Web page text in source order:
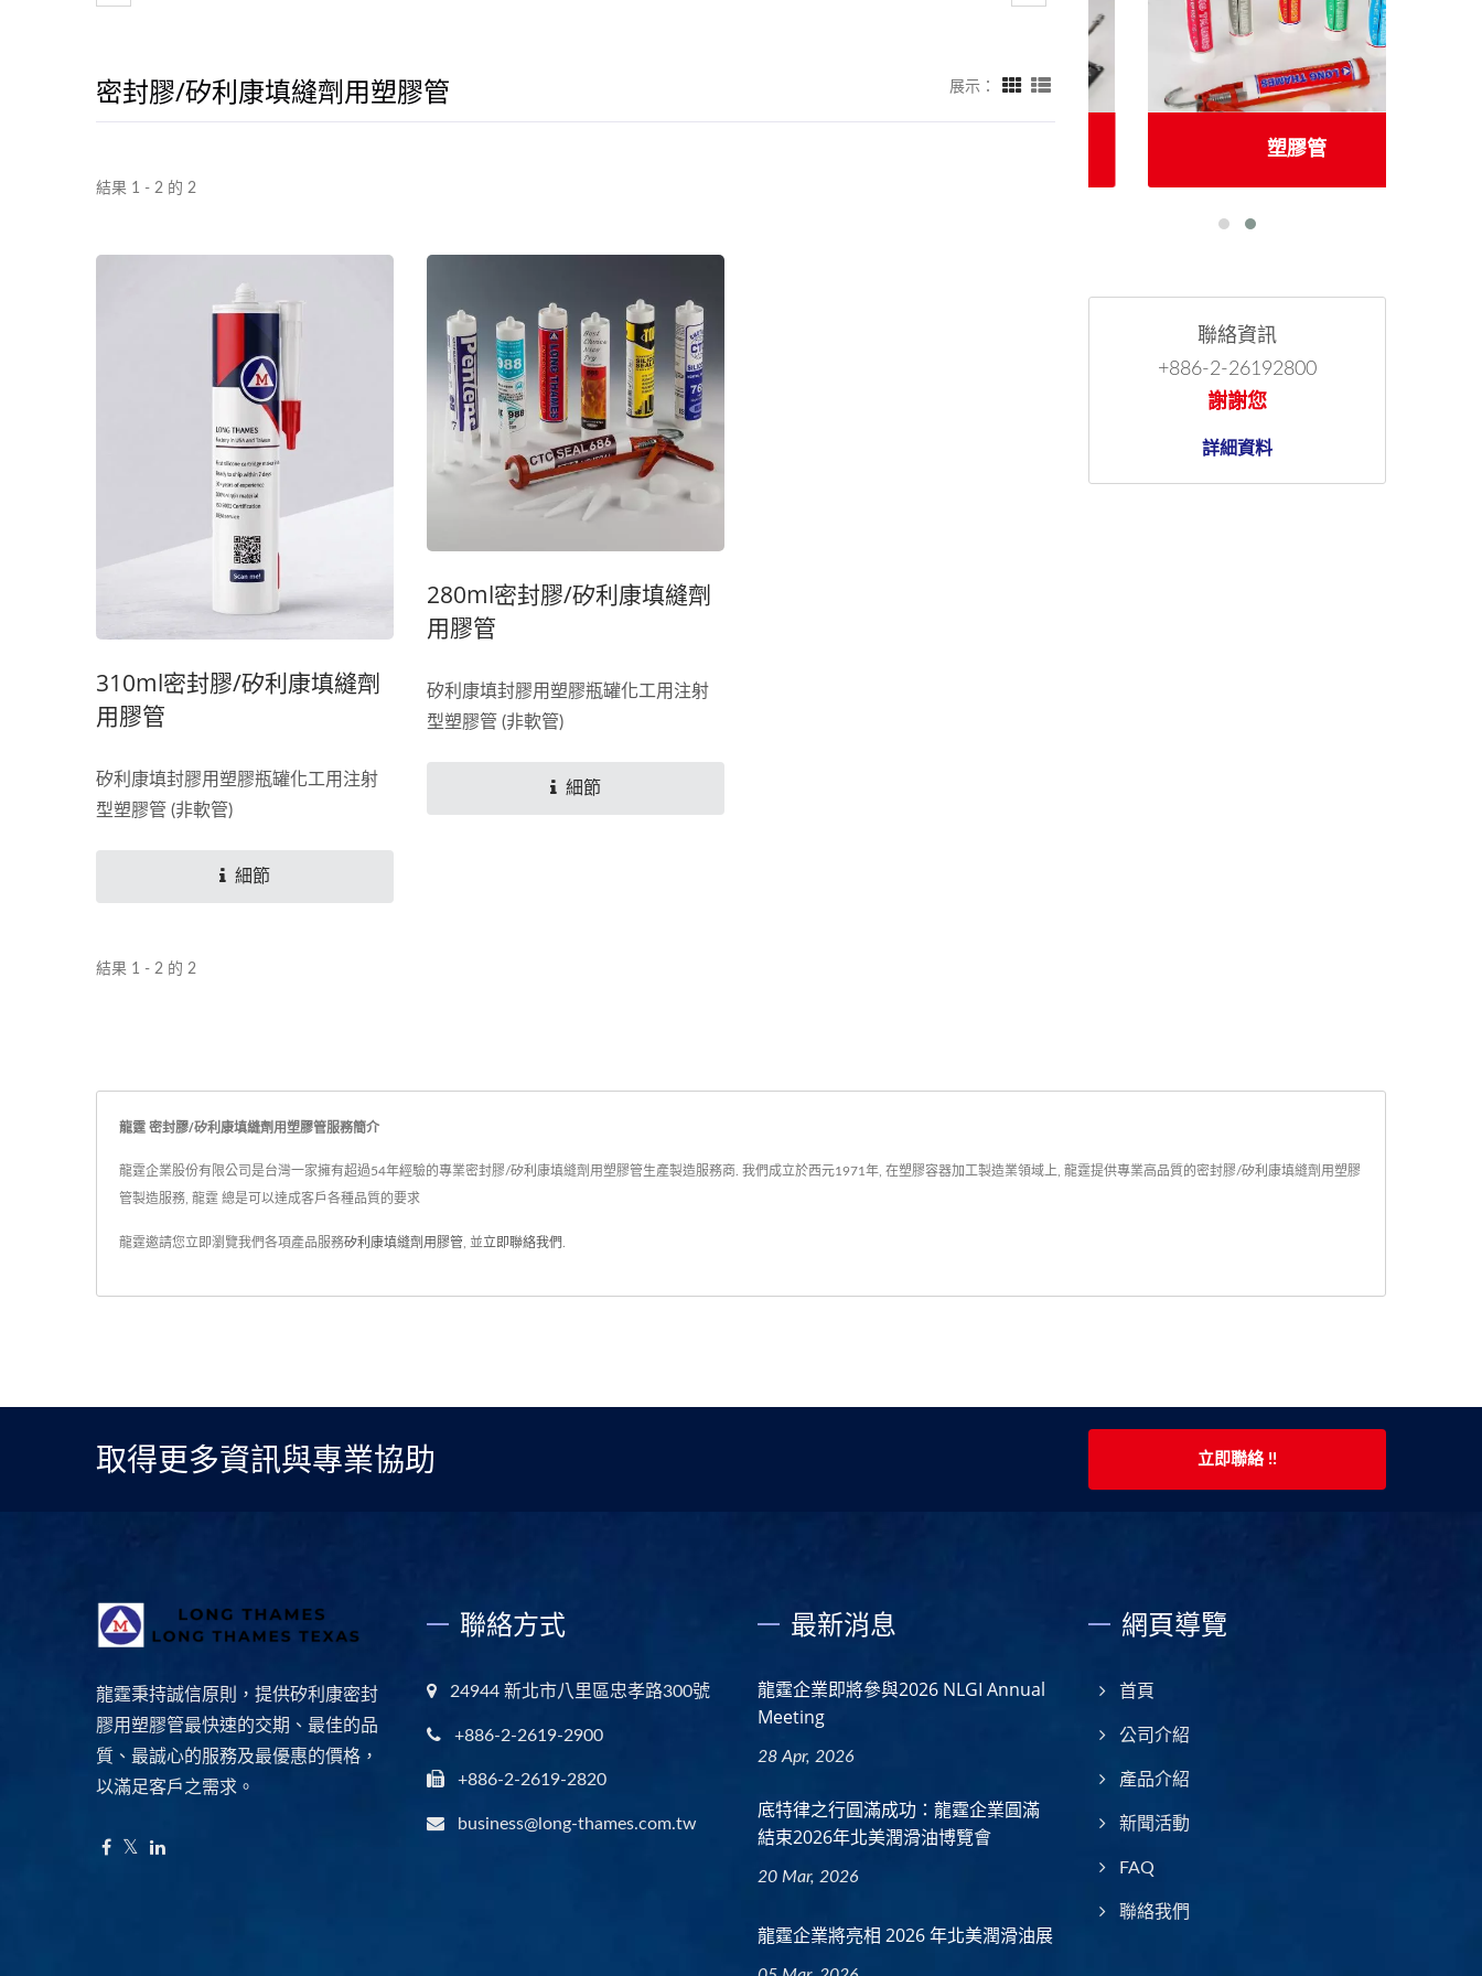
密封膠/矽利康填縫劑用塑膠管 展示：
結果 1 - 2 的 2
310ml密封膠/矽利康填縫劑
用膠管
矽利康填封膠用塑膠瓶罐化工用注射
型塑膠管 (非軟管)
細節
280ml密封膠/矽利康填縫劑
用膠管
矽利康填封膠用塑膠瓶罐化工用注射
型塑膠管 (非軟管)
細節
結果 1 - 2 的 2
聯絡資訊
+886-2-26192800
謝謝您
詳細資料
龍霆 密封膠/矽利康填縫劑用塑膠管服務簡介
龍霆企業股份有限公司是台灣一家擁有超過54年經驗的專業密封膠/矽利康填縫劑用塑膠管生產製造服務商. 我們成立於西元1971年, 在塑膠容器加工製造業領域上, 龍霆提供專業高品質的密封膠/矽利康填縫劑用塑膠
管製造服務, 龍霆 總是可以達成客戶各種品質的要求
龍霆邀請您立即瀏覽我們各項產品服務矽利康填縫劑用膠管 並立即聯絡我們
取得更多資訊與專業協助 立即聯絡 !!
龍霆秉持誠信原則，提供矽利康密封
膠用塑膠管最快速的交期、最佳的品
質、最誠心的服務及最優惠的價格，
以滿足客戶之需求。
聯絡方式
24944 新北市八里區忠孝路300號
+886-2-2619-2900
+886-2-2619-2820
business@long-thames.com.tw
最新消息
龍霆企業即將參與2026 NLGI Annual
Meeting
28 Apr, 2026
底特律之行圓滿成功：龍霆企業圓滿
結束2026年北美潤滑油博覽會
20 Mar, 2026
龍霆企業將亮相 2026 年北美潤滑油展
網頁導覽
首頁
公司介紹
產品介紹
新聞活動
FAQ
聯絡我們